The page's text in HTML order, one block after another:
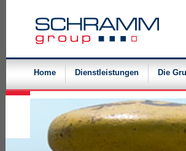
Navigation
überspringen
Home Dienstleistungen Die